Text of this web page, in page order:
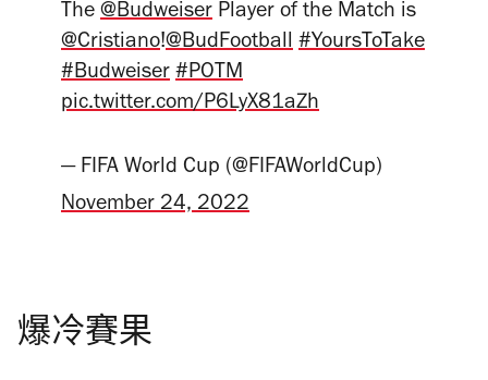
The @Budweiser Player of the Match is
@Cristiano!@BudFootball #YoursToTake
#Budweiser #POTM
pic.twitter.com/P6LyX81aZh
— FIFA World Cup (@FIFAWorldCup)
November 24, 2022
爆冷賽果